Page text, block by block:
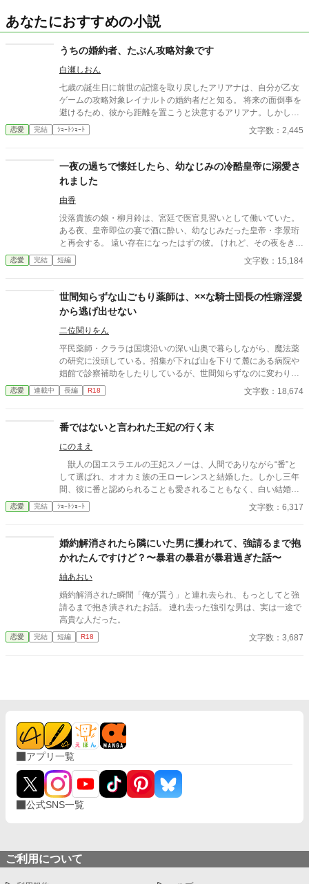
あなたにおすすめの小説
うちの婚約者、たぶん攻略対象です
白瀬しおん
七歳の誕生日に前世の記憶を取り戻したアリアナは、自分が乙女
ゲームの攻略対象レイナルトの婚約者だと知る。 将来の面倒事を
避けるため、彼から距離を置こうと決意するアリアナ。しかし、
中庭でも図書館でも購買でも、なぜか行く先々でレイナルトと遭
遇してしまう。 避けているはずなのに近づいてくる婚約者。そん
恋愛 完結 ｼｮｰﾄｼｮｰﾄ 文字数：2,445
一夜の過ちで懐妊したら、幼なじみの冷酷皇帝に溺愛さ
れました
由香
没落貴族の娘・柳月鈴は、宮廷で医官見習いとして働いていた。
ある夜、皇帝即位の宴で酒に酔い、幼なじみだった皇帝・李景珩
と再会する。 遠い存在になったはずの彼。 けれど、その夜をきっ
かけに月鈴の運命は大きく動き出す。 冷酷と恐れられる皇帝が、
なぜか彼女だけには甘すぎて――。
恋愛 完結 短編 文字数：15,184
世間知らずな山ごもり薬師は、××な騎士団長の性癖淫愛
から逃げ出せない
二位関りをん
平民薬師・クララは国境沿いの深い山奥で暮らしながら、魔法薬
の研究に没頭している。招集が下れば山を下りて麓にある病院や
娼館で診察補助をしたりしているが、世間知らずなのに変わりは
ない。 ある日、山の中で倒れている男性を発見。彼はなんと騎士
団長・レイルドで女嫌いの噂を持つ人物だった。 当然女嫌いの噂
が、レイルドには隠している秘密……性癖があった。 ――君の××
××、触らせてもらえないだろうか？
恋愛 連載中 長編 R18 文字数：18,674
番ではないと言われた王妃の行く末
にのまえ
獣人の国エスラエルの王妃スノーは、人間でありながら“番”と
して選ばれ、オオカミ族の王ローレンスと結婚した。しかし三年
間、彼に番と認められることも愛されることもなく、白い結婚の
まま冷遇され続ける。 それでも王妃として国に尽くしてきたス
ノーだったが、ある日、ローレンスが別の令嬢レイアーを懐妊さ
決意し、国を去ろうとする。 しかしその道中、レイアー嬢の実
家の襲撃に遭い、スノーは命を落とす寸前、自身の命と引き換え
に広域回復魔法で多くの命を救う。 これでスノーの、人生は終
わりのはずだった。 だが次に目を覚ますと、スノーは三年前の
結婚式当日に戻っていた。何度死んでも、何度拒絶しても、結婚
式の誓いの瞬間へと戻される。 番から逃れようと、スノーは何
度も死を選ぶが――。
恋愛 完結 ｼｮｰﾄｼｮｰﾄ 文字数：6,317
婚約解消されたら隣にいた男に攫われて、強請るまで抱
かれたんですけど？〜暴君の暴君が暴君過ぎた話〜
紬あおい
婚約解消された瞬間「俺が貰う」と連れ去られ、もっとしてと強
請るまで抱き潰されたお話。 連れ去った強引な男は、実は一途で
高貴な人だった。
恋愛 完結 短編 R18 文字数：3,687
アプリ一覧
公式SNS一覧
ご利用について